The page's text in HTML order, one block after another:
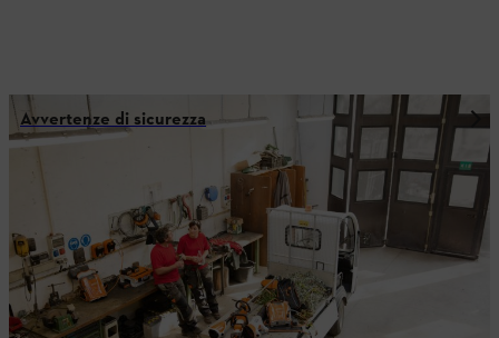
Avvertenze di sicurezza